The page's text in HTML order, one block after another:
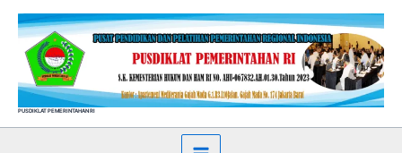
Skip
content
PUSDIKLAT PEMERINTAHAN RI